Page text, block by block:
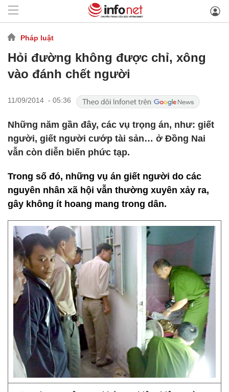
Pháp luật
Hỏi đường không được chỉ, xông
vào đánh chết người
11/09/2014 - 05:36
Những năm gần đây, các vụ trọng án, như: giết
người, giết người cướp tài sản… ở Đồng Nai
vẫn còn diễn biến phức tạp.
Trong số đó, những vụ án giết người do các
nguyên nhân xã hội vẫn thường xuyên xảy ra,
gây không ít hoang mang trong dân.